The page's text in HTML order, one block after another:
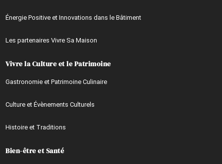
Énergie Positive et Innovations dans le Bâtiment
Les partenaires Vivre Sa Maison
Vivre la Culture et le Patrimoine
Gastronomie et Patrimoine Culinaire
Culture et Évènements Culturels
Histoire et Traditions
Bien-être et Santé